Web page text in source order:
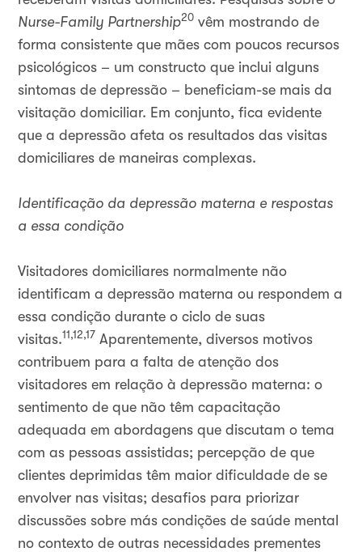
Nurse-Family Partnership20 vêm mostrando de
forma consistente que mães com poucos recursos
psicológicos – um constructo que inclui alguns
sintomas de depressão – beneficiam-se mais da
visitação domiciliar. Em conjunto, fica evidente
que a depressão afeta os resultados das visitas
domiciliares de maneiras complexas.
Identificação da depressão materna e respostas
a essa condição
Visitadores domiciliares normalmente não
identificam a depressão materna ou respondem a
essa condição durante o ciclo de suas
visitas.11,12,17 Aparentemente, diversos motivos
contribuem para a falta de atenção dos
visitadores em relação à depressão materna: o
sentimento de que não têm capacitação
adequada em abordagens que discutam o tema
com as pessoas assistidas; percepção de que
clientes deprimidas têm maior dificuldade de se
envolver nas visitas; desafios para priorizar
discussões sobre más condições de saúde mental
no contexto de outras necessidades prementes